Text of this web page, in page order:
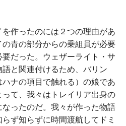
作ったのには２つの理由があ
青の部分からの乗組員が必要
だった。ウェザーライト・サ
と関連付けるため、バリン
ハナの項目で触れる）の娘であ
て、我々はトレイリア出身の
ったのだ。我々が作った物語
ず知らずに時間渡航してドミ